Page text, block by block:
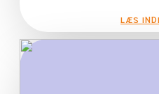
LÆS